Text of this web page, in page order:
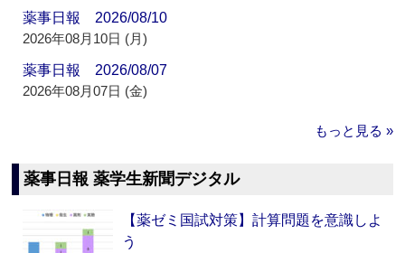
薬事日報 2026/08/10
2026年08月10日 (月)
薬事日報 2026/08/07
2026年08月07日 (金)
もっと見る »
薬事日報 薬学生新聞デジタル
【薬ゼミ国試対策】計算問題を意識しよ
う